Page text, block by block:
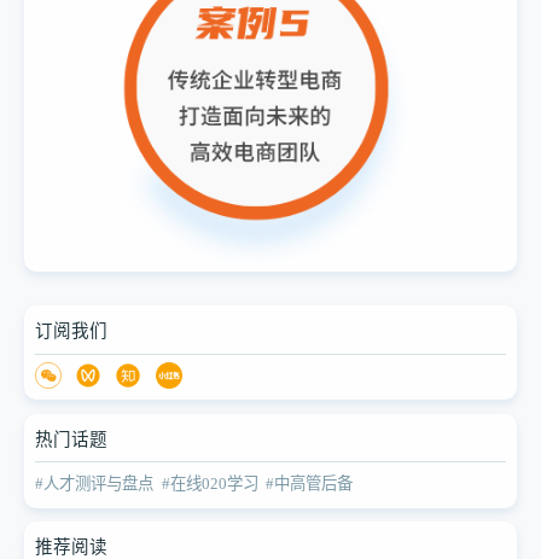
订阅我们
热门话题
#人才测评与盘点 #在线020学习 #中高管后备
推荐阅读